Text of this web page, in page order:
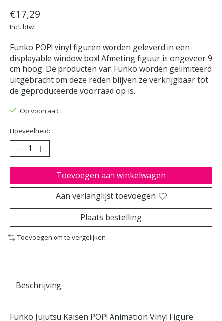
€17,29
Incl. btw
Funko POP! vinyl figuren worden geleverd in een
displayable window box! Afmeting figuur is ongeveer 9
cm hoog. De producten van Funko worden gelimiteerd
uitgebracht om deze reden blijven ze verkrijgbaar tot
de geproduceerde voorraad op is.
Op voorraad
Hoeveelheid:
Toevoegen aan winkelwagen
Aan verlanglijst toevoegen
Plaats bestelling
Toevoegen om te vergelijken
Beschrijving
Funko Jujutsu Kaisen POP! Animation Vinyl Figure